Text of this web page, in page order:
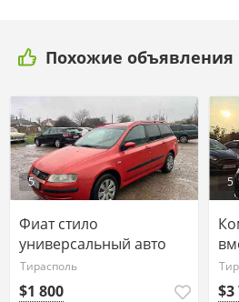
Похожие объявления
5
Фиат стило
универсальный авто
можно на обмен.
Тирасполь
$1 800
5
$3